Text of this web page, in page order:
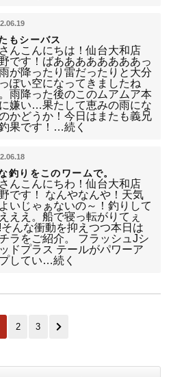
もシーバス
んこんにちは！仙台大和店
です！ばああああああああっ
が降ったり雷だったりと大分
ぽい空になってきましたね
雨降った後のこのムアムア本
嫌い…果たして恵みの雨にな
かどうか！今日はまたも義兄
果です！…続く
釣りをこのワームで。
んこんにちわ！仙台大和店
です！ なんやなんや！天気
いじゃぁないの～！釣りして
ええ。船で寝っ転がりてぇ
そんな衝動を抑えつつ本日は
ラをご紹介。 フラッシュJシ
ドプラス テールがパワーア
してい…続く
2 3